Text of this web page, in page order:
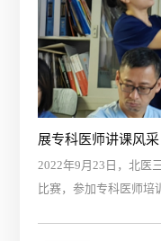
2022年9月23日，北医
比赛，参加专科医师培